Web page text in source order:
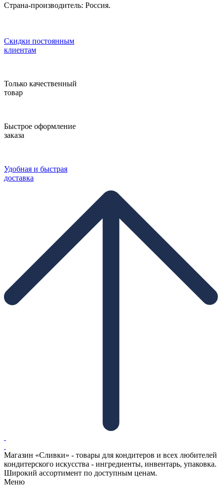
Страна-производитель: Россия.
Скидки постоянным
клиентам
Только качественный
товар
Быстрое оформление
заказа
Удобная и быстрая
доставка
Магазин «Сливки» - товары для кондитеров и всех любителей
кондитерского искусства - ингредиенты, инвентарь, упаковка.
Широкий ассортимент по доступным ценам.
Меню